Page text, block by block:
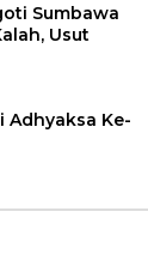
Sumbawa
Usut
Adhyaksa Ke-